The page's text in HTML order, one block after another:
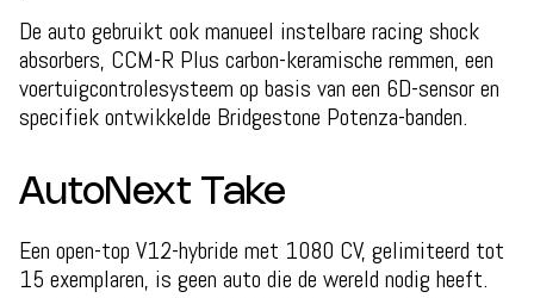
De auto gebruikt ook manueel instelbare racing shock
absorbers, CCM-R Plus carbon-keramische remmen, een
voertuigcontrolesysteem op basis van een 6D-sensor en
specifiek ontwikkelde Bridgestone Potenza-banden.
AutoNext Take
Een open-top V12-hybride met 1080 CV, gelimiteerd tot
15 exemplaren, is geen auto die de wereld nodig heeft.